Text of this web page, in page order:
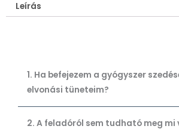
Leírás
1. Ha befejezem a gyógyszer
elvonási tüneteim?
2. A feladóról sem tudható meg mi